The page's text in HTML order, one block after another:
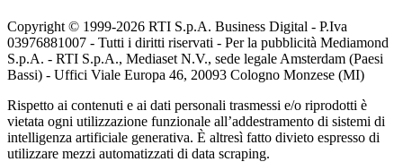
Copyright © 1999-2026 RTI S.p.A. Business Digital - P.Iva
03976881007 - Tutti i diritti riservati - Per la pubblicità Mediamond
S.p.A. - RTI S.p.A., Mediaset N.V., sede legale Amsterdam (Paesi
Bassi) - Uffici Viale Europa 46, 20093 Cologno Monzese (MI)
Rispetto ai contenuti e ai dati personali trasmessi e/o riprodotti è
vietata ogni utilizzazione funzionale all’addestramento di sistemi di
intelligenza artificiale generativa. È altresì fatto divieto espresso di
utilizzare mezzi automatizzati di data scraping.